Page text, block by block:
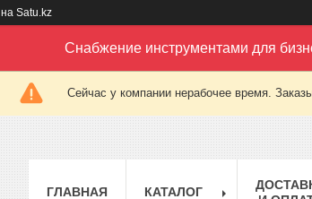
на Satu.kz
Снабжение инструментами для
Сейчас у компании нерабочее время.
ГЛАВНАЯ КАТАЛОГ